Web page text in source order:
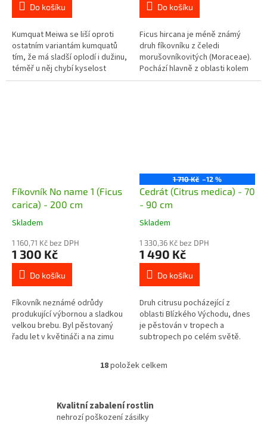
Do košíku
Kumquat Meiwa se liší oproti
ostatním variantám kumquatů
tím, že má sladší oplodí i dužinu,
téměř u něj chybí kyselost
typická pro ostatní kumquaty.
Do košíku
Ficus hircana je méně známý
druh fíkovníku z čeledi
morušovníkovitých (Moraceae).
Pochází hlavně z oblasti kolem
Kaspického moře a západní až
Fíkovník No name 1 (Ficus
carica) - 200 cm
Skladem
1 160,71 Kč bez DPH
1 300 Kč
Do košíku
Fíkovník neznámé odrůdy
produkující výbornou a sladkou
velkou brebu. Byl pěstovaný
řadu let v květináči a na zimu
unifere typ, protože jsem u něj...
1 710 Kč –12 %
Cedrát (Citrus medica) - 70
- 90 cm
Skladem
1 330,36 Kč bez DPH
1 490 Kč
Do košíku
Druh citrusu pocházející z
oblasti Blízkého Východu, dnes
je pěstován v tropech a
subtropech po celém světě.
nebo malý stromek s leskle
sytě zelenými...
O
á
d
18položek celkem
Kvalitní zabalení rostlin
nehrozí poškození zásilky